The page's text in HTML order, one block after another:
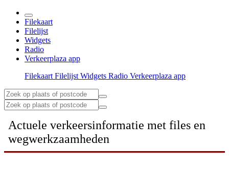
Filekaart
Filelijst
Widgets
Radio
Verkeerplaza app
Filekaart Filelijst Widgets Radio Verkeerplaza app
Actuele verkeersinformatie met files en
wegwerkzaamheden